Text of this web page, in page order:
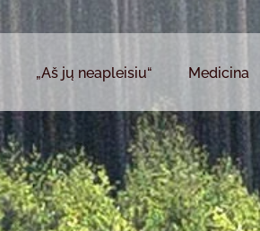
„Aš jų neapleisiu“ Medicina